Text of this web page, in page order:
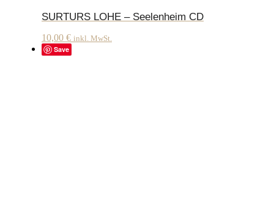
SURTURS LOHE – Seelenheim CD
10,00 € inkl. MwSt.
Save